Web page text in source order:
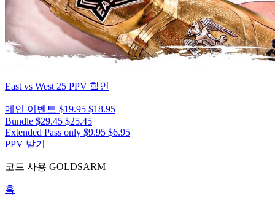
East vs West 25 PPV 할인
메인 이벤트 $19.95 $18.95
Bundle $29.45 $25.45
Extended Pass only $9.95 $6.95
PPV 받기
코드 사용 GOLDSARM
홈